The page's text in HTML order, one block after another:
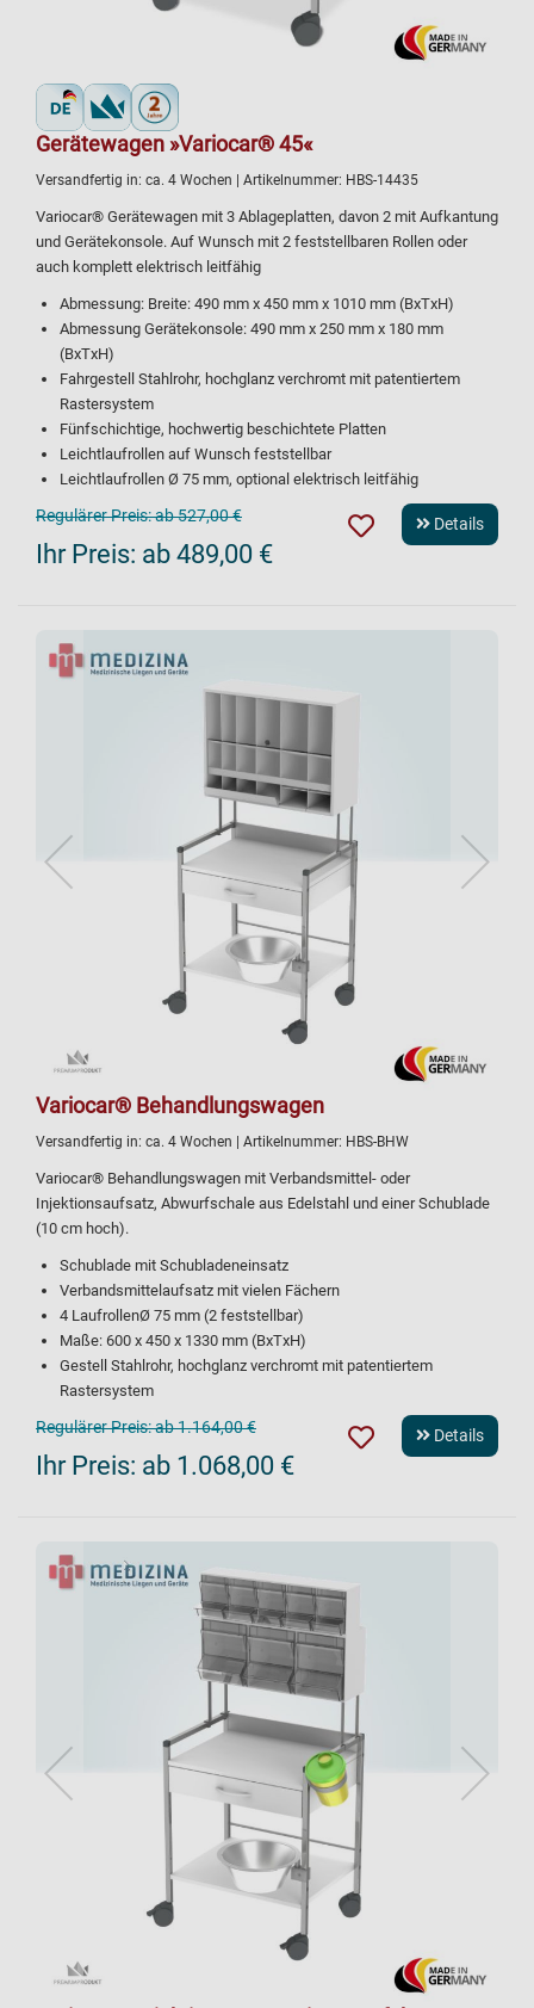
Gerätewagen »Variocar® 45«
Versandfertig in: ca. 4 Wochen | Artikelnummer: HBS-14435
Variocar® Gerätewagen mit 3 Ablageplatten, davon 2 mit Aufkantung
und Gerätekonsole. Auf Wunsch mit 2 feststellbaren Rollen oder
auch komplett elektrisch leitfähig
Abmessung: Breite: 490 mm x 450 mm x 1010 mm (BxTxH)
Abmessung Gerätekonsole: 490 mm x 250 mm x 180 mm
(BxTxH)
Fahrgestell Stahlrohr, hochglanz verchromt mit patentiertem
Rastersystem
Fünfschichtige, hochwertig beschichtete Platten
Leichtlaufrollen auf Wunsch feststellbar
Leichtlaufrollen Ø 75 mm, optional elektrisch leitfähig
Regulärer Preis:ab 527,00 €
Ihr Preis: ab 489,00 €
Details
Variocar® Behandlungswagen
Versandfertig in: ca. 4 Wochen | Artikelnummer: HBS-BHW
Variocar® Behandlungswagen mit Verbandsmittel- oder
Injektionsaufsatz, Abwurfschale aus Edelstahl und einer Schublade
(10 cm hoch).
Schublade mit Schubladeneinsatz
Verbandsmittelaufsatz mit vielen Fächern
4 LaufrollenØ 75 mm (2 feststellbar)
Maße: 600 x 450 x 1330 mm (BxTxH)
Gestell Stahlrohr, hochglanz verchromt mit patentiertem
Rastersystem
Regulärer Preis:ab 1.164,00 €
Ihr Preis: ab 1.068,00 €
Details